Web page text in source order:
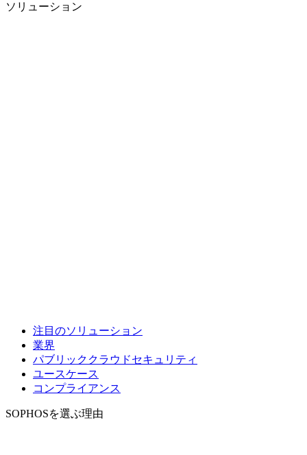
ソリューション
注目のソリューション
業界
パブリッククラウドセキュリティ
ユースケース
コンプライアンス
SOPHOSを選ぶ理由